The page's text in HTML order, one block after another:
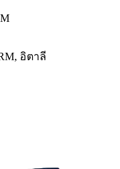
อิตาลี